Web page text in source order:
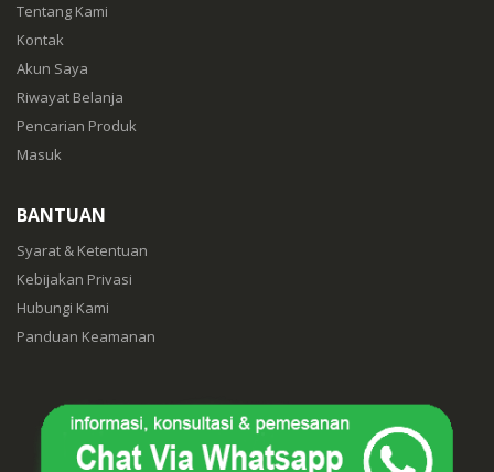
Tentang Kami
Kontak
Akun Saya
Riwayat Belanja
Pencarian Produk
Masuk
BANTUAN
Syarat & Ketentuan
Kebijakan Privasi
Hubungi Kami
Panduan Keamanan